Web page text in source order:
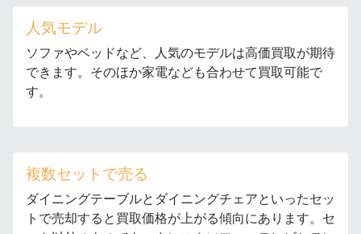
人気モデル
ソファやベッドなど、人気のモデルは高価買取が期待
できます。そのほか家電なども合わせて買取可能で
す。
複数セットで売る
ダイニングテーブルとダイニングチェアといったセッ
トで売却すると買取価格が上がる傾向にあります。セ